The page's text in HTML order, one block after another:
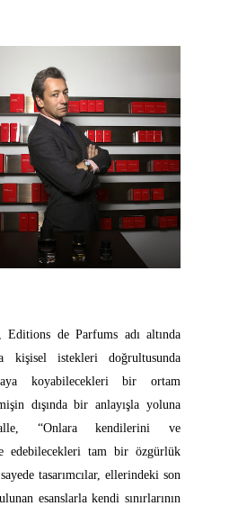
de Parfums adı altında
kişisel istekleri doğrultusunda
koyabilecekleri bir ortam
dışında bir anlayışla yoluna
“Onlara kendilerini ve
edebilecekleri tam bir özgürlük
tasarımcılar, ellerindeki son
esanslarla kendi sınırlarının